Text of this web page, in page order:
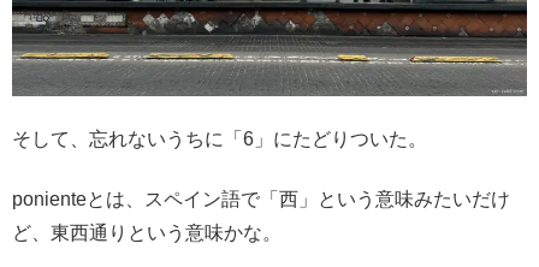
そして、忘れないうちに「6」にたどりついた。
ponienteとは、スペイン語で「西」という意味みたいだけ
ど、東西通りという意味かな。